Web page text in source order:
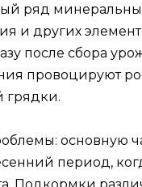
ряд
и других
после сбора
провоцируют
грядки.
основную
период,